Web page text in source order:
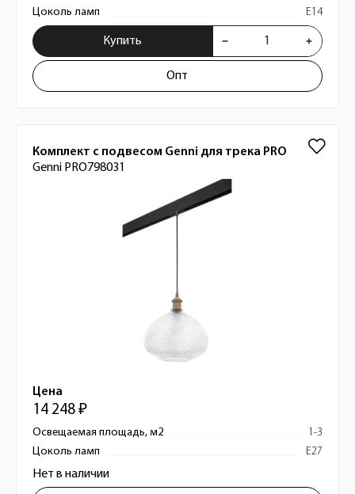
Цоколь ламп
E14
Купить
Опт
Комплект с подвесом Genni для трека PRO
Genni PRO798031
Цена
14 248 ₽
Освещаемая площадь, м2
1-3
Цоколь ламп
E27
Нет в наличии